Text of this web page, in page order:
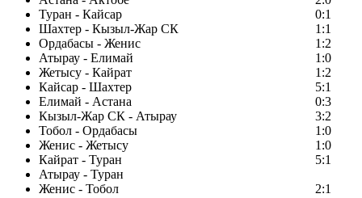
Туран - Кайсар
0:1
Шахтер - Кызыл-Жар СК
1:1
Ордабасы - Женис
1:2
Атырау - Елимай
1:0
Жетысу - Кайрат
1:2
Кайсар - Шахтер
5:1
Елимай - Астана
0:3
Кызыл-Жар СК - Атырау
3:2
Тобол - Ордабасы
1:0
Женис - Жетысу
1:0
Кайрат - Туран
5:1
Атырау - Туран
Женис - Тобол
2:1